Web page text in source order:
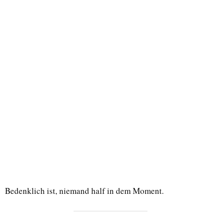
Bedenklich ist, niemand half in dem Moment.